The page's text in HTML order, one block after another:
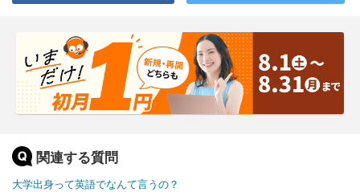
関連する質問
大学出身って英語でなんて言うの？